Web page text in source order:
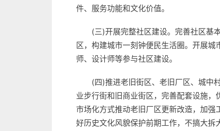
件、服务功能和文化价值。
(三)开展完整社区建设。完善社区基
区，构建城市一刻钟便民生活圈。开展
师、设计师等参与社区建设。
(四)推进老旧街区、老旧厂区、城中
业步行街和旧商业街区，完善配套设施
市场化方式推动老旧厂区更新改造，加
好历史文化风貌保护前期工作，不搞大拆